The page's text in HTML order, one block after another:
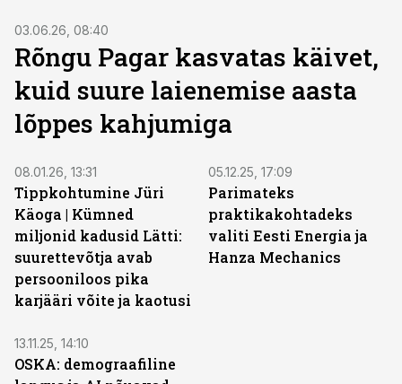
03.06.26, 08:40
Rõngu Pagar kasvatas käivet,
kuid suure laienemise aasta
lõppes kahjumiga
08.01.26, 13:31
Tippkohtumine Jüri
Käoga | Kümned
miljonid kadusid Lätti:
suurettevõtja avab
persooniloos pika
karjääri võite ja kaotusi
05.12.25, 17:09
Parimateks
praktikakohtadeks
valiti Eesti Energia ja
Hanza Mechanics
13.11.25, 14:10
OSKA: demograafiline